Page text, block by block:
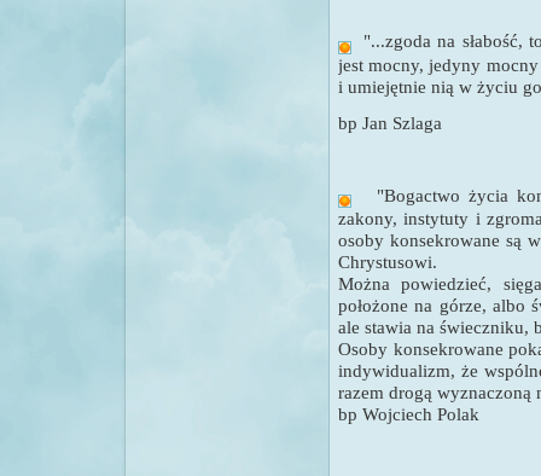
"...zgoda na słabość,
jest mocny, jedyny
i umiejętnie nią w życiu
bp Jan Szlaga
"Bogactwo życia
zakony, instytuty i
osoby konsekrowane są
Chrystusowi.
Można powiedzieć,
położone na górze, albo
ale stawia na świeczniku,
Osoby konsekrowane
indywidualizm, że
razem drogą wyznaczoną
bp Wojciech Polak